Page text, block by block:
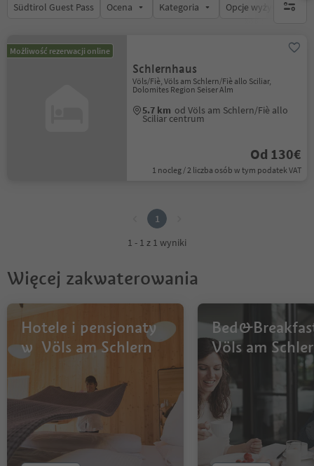
Südtirol Guest Pass Ocena Kategoria Opcje wyżywienia
1
Możliwość rezerwacji online
Schlernhaus
Völs/Fiè, Völs am Schlern/Fiè allo Sciliar,
Dolomites Region Seiser Alm
5.7 km od Völs am Schlern/Fiè allo
Sciliar centrum
Od 130€
1 nocleg / 2 liczba osób w tym podatek VAT
1
1 - 1 z 1 wyniki
Więcej zakwaterowania
Hotele i pensjonaty
w Völs am Schlern
Völs am